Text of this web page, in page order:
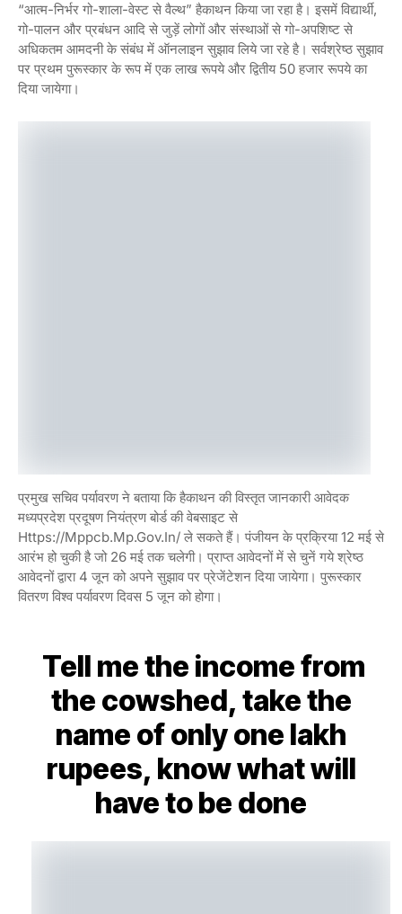
“आत्म-निर्भर गो-शाला-वेस्ट से वैल्थ” हैकाथन किया जा रहा है। इसमें विद्यार्थी,
गो-पालन और प्रबंधन आदि से जुड़ें लोगों और संस्थाओं से गो-अपशिष्ट से
अधिकतम आमदनी के संबंध में ऑनलाइन सुझाव लिये जा रहे है। सर्वश्रेष्ठ सुझाव
पर प्रथम पुरूस्कार के रूप में एक लाख रूपये और द्वितीय 50 हजार रूपये का
दिया जायेगा।
प्रमुख सचिव पर्यावरण ने बताया कि हैकाथन की विस्तृत जानकारी आवेदक
मध्यप्रदेश प्रदूषण नियंत्रण बोर्ड की वेबसाइट से
Https://mppcb.mp.gov.in/ ले सकते हैं। पंजीयन के प्रक्रिया 12 मई से
आरंभ हो चुकी है जो 26 मई तक चलेगी। प्राप्त आवेदनों में से चुनें गये श्रेष्ठ
आवेदनों द्वारा 4 जून को अपने सुझाव पर प्रेजेंटेशन दिया जायेगा। पुरूस्कार
वितरण विश्व पर्यावरण दिवस 5 जून को होगा।
Tell me the income from
the cowshed, take the
name of only one lakh
rupees, know what will
have to be done